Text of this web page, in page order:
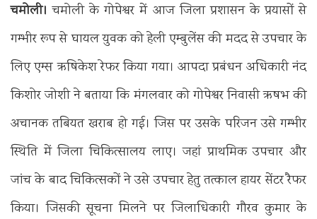
चमोली। चमोली के गोपेश्वर में आज जिला प्रशासन के प्रयासों से
गम्भीर रूप से घायल युवक को हेली एम्बुलेंस की मदद से उपचार के
लिए एम्स ऋषिकेश रेफर किया गया। आपदा प्रबंधन अधिकारी नंद
किशोर जोशी ने बताया कि मंगलवार को गोपेश्वर निवासी ऋषभ की
अचानक तबियत खराब हो गई। जिस पर उसके परिजन उसे गम्भीर
स्थिति में जिला चिकित्सालय लाए। जहां प्राथमिक उपचार और
जांच के बाद चिकित्सकों ने उसे उपचार हेतु तत्काल हायर सेंटर रैफर
किया। जिसकी सूचना मिलने पर जिलाधिकारी गौरव कुमार के